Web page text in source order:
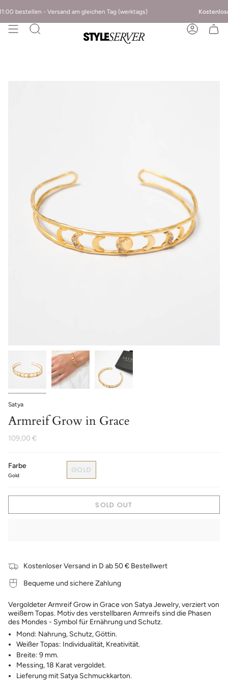
bestellen - Versand am gleichen Tag (werktags) Kostenloser
Satya
Armreif Grow in Grace
109,00 €
Farbe
Gold
GOLD
SOLD OUT
Kostenloser Versand in D ab 50 € Bestellwert
Bequeme und sichere Zahlung
Vergoldeter Armreif Grow in Grace von Satya Jewelry, verziert von
weißem Topas. Motiv des verstellbaren Armreifs sind die Phasen
des Mondes - Symbol für Ernährung und Schutz.
Mond: Nahrung, Schutz, Göttin.
Weißer Topas: Individualität, Kreativität.
Breite: 9 mm.
Messing, 18 Karat vergoldet.
Lieferung mit Satya Schmuckkarton.